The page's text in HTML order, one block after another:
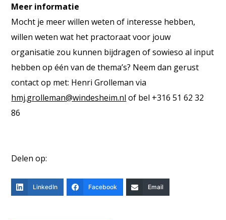
Meer informatie
Mocht je meer willen weten of interesse hebben,
willen weten wat het practoraat voor jouw
organisatie zou kunnen bijdragen of sowieso al input
hebben op één van de thema’s? Neem dan gerust
contact op met: Henri Grolleman via
hmj.grolleman@windesheim.nl of bel +316 51 62 32
86
Delen op:
LinkedIn Facebook Email